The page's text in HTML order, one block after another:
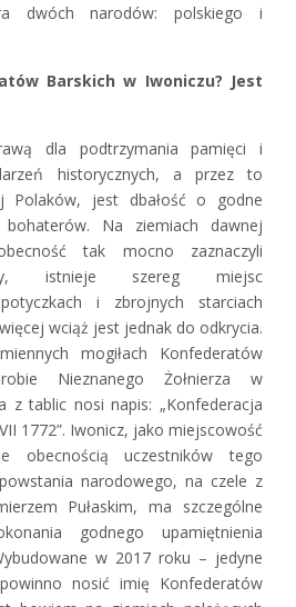
dwóch narodów: polskiego i
Barskich w Iwoniczu? Jest
dla podtrzymania pamięci i
historycznych, a przez to
Polaków, jest dbałość o godne
bohaterów. Na ziemiach dawnej
tak mocno zaznaczyli
istnieje szereg miejsc
i zbrojnych starciach
wciąż jest jednak do odkrycia.
mogiłach Konfederatów
Nieznanego Żołnierza w
z tablic nosi napis: „Konfederacja
1772”. Iwonicz, jako miejscowość
obecnością uczestników tego
narodowego, na czele z
Pułaskim, ma szczególne
godnego upamiętnienia
w 2017 roku – jedyne
nosić imię Konfederatów